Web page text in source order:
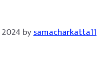
bysamacharkatta11